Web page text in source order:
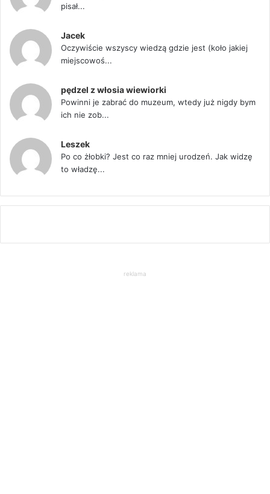
pisał...
Jacek
Oczywiście wszyscy wiedzą gdzie jest (koło jakiej
miejscowoś...
pędzel z włosia wiewiorki
Powinni je zabrać do muzeum, wtedy już nigdy bym
ich nie zob...
Leszek
Po co żłobki? Jest co raz mniej urodzeń. Jak widzę
to władzę...
reklama